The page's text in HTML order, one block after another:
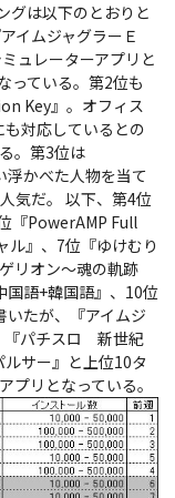
は以下のとおりと
イムジャグラーＥ
ュレーターアプリと
っている。第2位も
Key』。オフィス
対応しているとの
。第3位は
かべた人物を当て
気だ。 以下、第4位
『PowerAMP Full
』、7位『ゆけむり
リオン～魂の軌跡
国語+韓国語』、10位
いたが、『アイムジ
『パチスロ 新世紀
サー』と上位10タ
プリとなっている。